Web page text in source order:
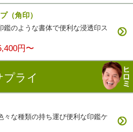
（角印）
鑑のような書体で便利な浸透印ス
円〜
プライ
々な種類の持ち運び便利な印鑑ケ